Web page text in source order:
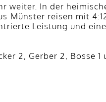
weiter. In der
Münster reisen mit
Leistung und
2, Gerber 2, Bosse 1